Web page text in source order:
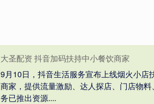
大圣配资 抖音加码扶持中小餐饮商家
9月10日，抖音生活服务宣布上线烟火小店
商家，提供流量激励、达人探店、门店物
务已推出资源....